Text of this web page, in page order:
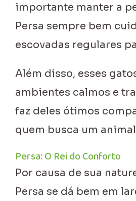
importante manter a
Persa sempre bem
escovadas regulares
Além disso, esses
ambientes calmos e
faz deles ótimos
quem busca um
Persa: O Rei do Conforto
Por causa de sua
Persa se dá bem em